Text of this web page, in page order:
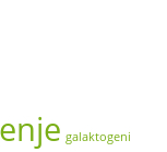
galaktogeni